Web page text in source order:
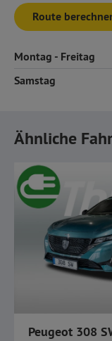
Route
Montag - Freitag
Samstag
Ähnliche
Peugeot 308